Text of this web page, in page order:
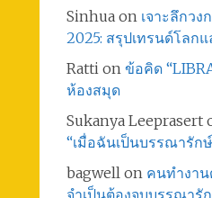
Sinhuaon เจาะลึกว
2025: สรุปเทรนด์โลกแ
Rattion ข้อคิด
ห้องสมุด
Sukanya Leeprasert
“เมื่อฉันเป็นบรรณารัก
bagwellon คนทำงา
จำเป็นต้องจบบรรณารั